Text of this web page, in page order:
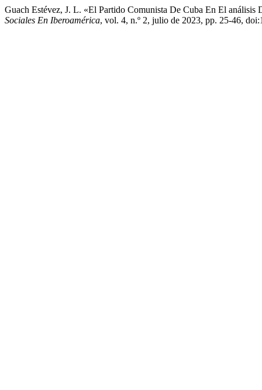
Guach Estévez, J. L. «El Partido Comunista De Cuba En El
Sociales En Iberoamérica, vol. 4, n.º 2, julio de 2023, pp. 25-46,